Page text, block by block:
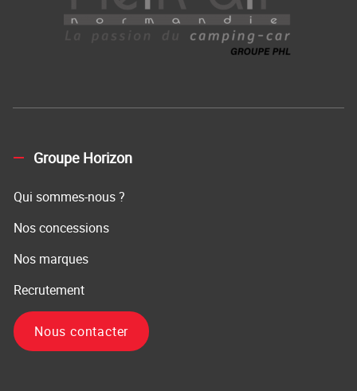
Groupe Horizon
Qui sommes-nous ?
Nos concessions
Nos marques
Recrutement
Nous contacter